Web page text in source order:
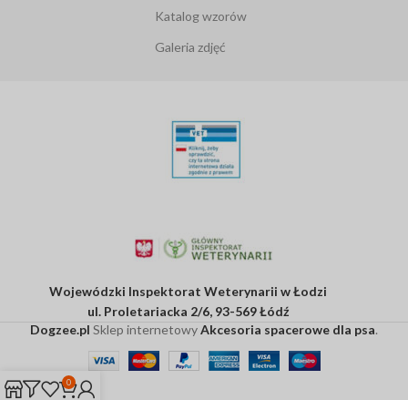
Katalog wzorów
Galeria zdjęć
Wojewódzki Inspektorat Weterynarii w Łodzi
ul. Proletariacka 2/6, 93-569 Łódź
Dogzee.pl Sklep internetowyAkcesoria spacerowe dla psa.
0